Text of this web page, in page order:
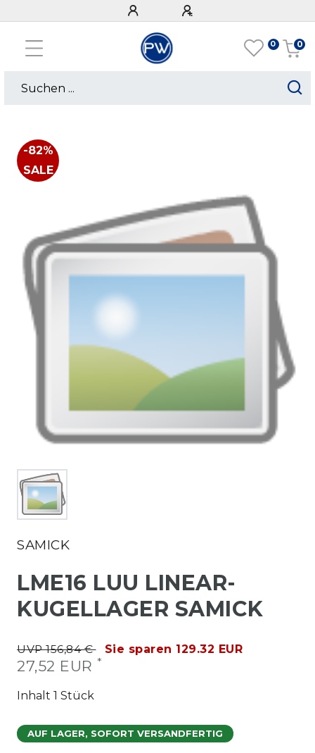
0 0
-82%
SALE
SAMICK
LME16 LUU LINEAR-
KUGELLAGER SAMICK
UVP 156,84 € Sie sparen 129.32 EUR
27,52 EUR *
Inhalt 1 Stück
AUF LAGER, SOFORT VERSANDFERTIG